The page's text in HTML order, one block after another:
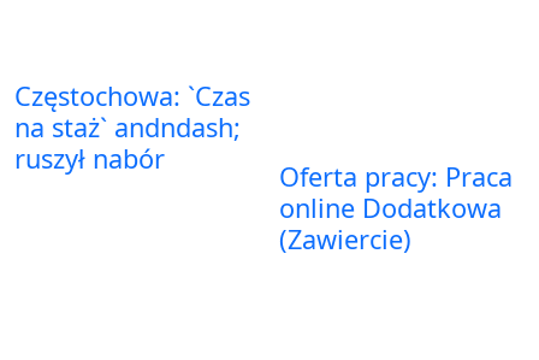
Częstochowa: `Czas
na staż` andndash;
ruszył nabór
Oferta pracy: Praca
online Dodatkowa
(Zawiercie)